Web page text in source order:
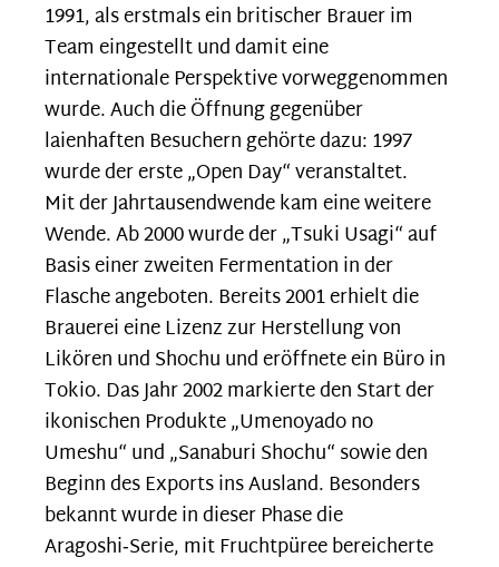
1991, als erstmals ein britischer Brauer im
Team eingestellt und damit eine
internationale Perspektive vorweggenommen
wurde. Auch die Öffnung gegenüber
laienhaften Besuchern gehörte dazu: 1997
wurde der erste „Open Day“ veranstaltet.
Mit der Jahrtausendwende kam eine weitere
Wende. Ab 2000 wurde der „Tsuki Usagi“ auf
Basis einer zweiten Fermentation in der
Flasche angeboten. Bereits 2001 erhielt die
Brauerei eine Lizenz zur Herstellung von
Likören und Shochu und eröffnete ein Büro in
Tokio. Das Jahr 2002 markierte den Start der
ikonischen Produkte „Umenoyado no
Umeshu“ und „Sanaburi Shochu“ sowie den
Beginn des Exports ins Ausland.Besonders
bekannt wurde in dieser Phase die
Aragoshi‑Serie, mit Fruchtpüree bereicherte